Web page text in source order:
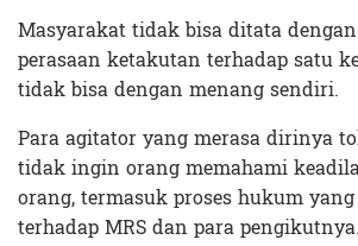
Masyarakat tidak bisa ditata
perasaan ketakutan terhadap satu
tidak bisa dengan menang sendiri.
Para agitator yang merasa dirinya
tidak ingin orang memahami
orang, termasuk proses hukum
terhadap MRS dan para pengikutnya.